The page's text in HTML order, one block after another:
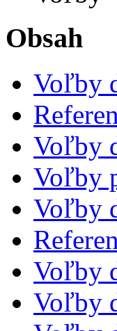
Obsah
Voľby
Voľby
Voľby
Voľby
Voľby
Voľby